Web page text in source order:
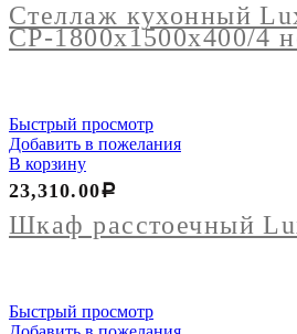
Стеллаж кухонный
СР-1800х1500х400/4
Быстрый просмотр
Добавить в пожелания
В корзину
Шкаф расстоечный
23,310.00Р
Быстрый просмотр